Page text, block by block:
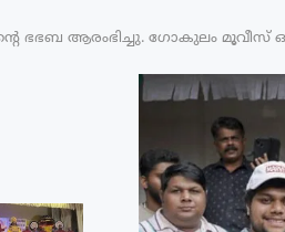
ഭഭബ ആരംഭിച്ചു. ഗോകുലം